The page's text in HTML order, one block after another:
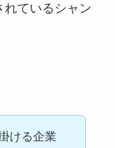
れているシャン
ける企業